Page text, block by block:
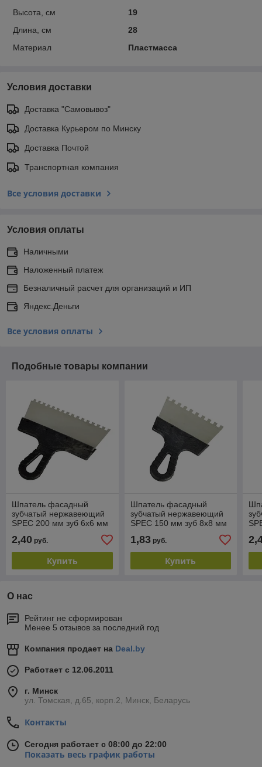
Высота, см
19
Длина, см
28
Материал
Пластмасса
Условия доставки
Доставка "Самовывоз"
Доставка Курьером по Минску
Доставка Почтой
Транспортная компания
Все условия доставки
Условия оплаты
Наличными
Наложенный платеж
Безналичный расчет для организаций и ИП
Яндекс.Деньги
Все условия оплаты
Подобные товары компании
Шпатель фасадный
зубчатый нержавеющий
SPEC 200 мм зуб 6х6 мм
2,40 руб.
Купить
Шпатель фасадный
зубчатый нержавеющий
SPEC 150 мм зуб 8х8 мм
1,83руб.
Купить
О нас
Рейтинг не сформирован
Менее 5 отзывов за последний год
Компания продает на Deal.by
Работает с 12.06.2011
г. Минск
ул. Томская, д.65, корп.2, Минск, Беларусь
Контакты
Сегодня работает с 08:00 до 22:00
Показать весь график работы